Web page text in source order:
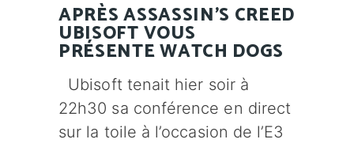
APRÈS ASSASSIN’S CREED
UBISOFT VOUS
PRÉSENTE WATCH DOGS
Ubisoft tenait hier soir à
22h30 sa conférence en direct
sur la toile à l’occasion de l’E3